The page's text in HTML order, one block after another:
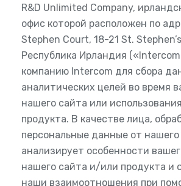
R&D Unlimited Company,
офис которой расположен по
Stephen Court, 18-21 St.
Республика Ирландия
компанию Intercom для сбора
аналитических целей во время
нашего сайта или
продукта. В качестве лица,
персональные данные от
анализирует особенности
нашего сайта и/или продукта и
наши взаимоотношения при